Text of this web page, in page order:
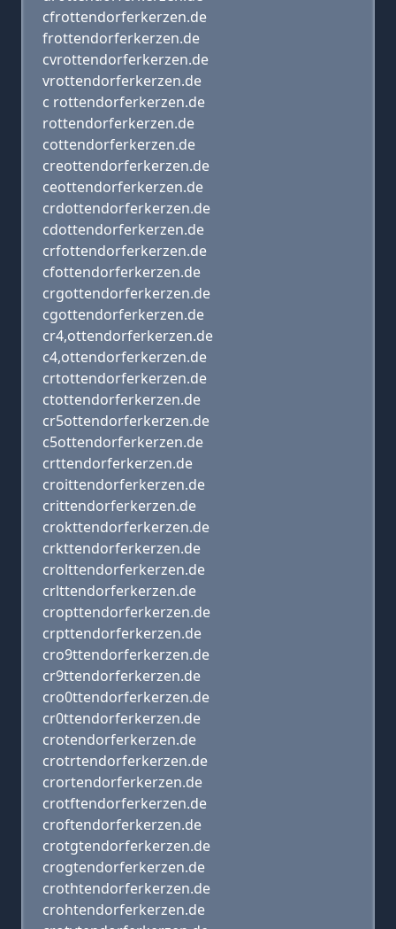
cfrottendorferkerzen.de
frottendorferkerzen.de
cvrottendorferkerzen.de
vrottendorferkerzen.de
c rottendorferkerzen.de
rottendorferkerzen.de
cottendorferkerzen.de
creottendorferkerzen.de
ceottendorferkerzen.de
crdottendorferkerzen.de
cdottendorferkerzen.de
crfottendorferkerzen.de
cfottendorferkerzen.de
crgottendorferkerzen.de
cgottendorferkerzen.de
cr4,ottendorferkerzen.de
c4,ottendorferkerzen.de
crtottendorferkerzen.de
ctottendorferkerzen.de
cr5ottendorferkerzen.de
c5ottendorferkerzen.de
crttendorferkerzen.de
croittendorferkerzen.de
crittendorferkerzen.de
crokttendorferkerzen.de
crkttendorferkerzen.de
crolttendorferkerzen.de
crlttendorferkerzen.de
cropttendorferkerzen.de
crpttendorferkerzen.de
cro9ttendorferkerzen.de
cr9ttendorferkerzen.de
cro0ttendorferkerzen.de
cr0ttendorferkerzen.de
crotendorferkerzen.de
crotrtendorferkerzen.de
crortendorferkerzen.de
crotftendorferkerzen.de
croftendorferkerzen.de
crotgtendorferkerzen.de
crogtendorferkerzen.de
crothtendorferkerzen.de
crohtendorferkerzen.de